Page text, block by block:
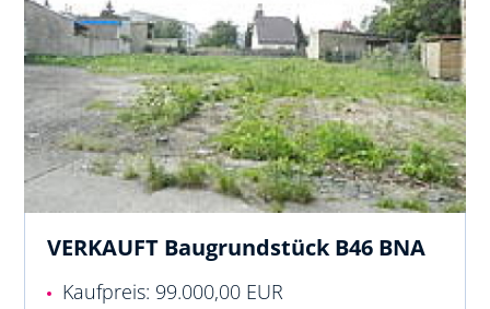
VERKAUFT Baugrundstück B46 BNA
Kaufpreis: 99.000,00 EUR